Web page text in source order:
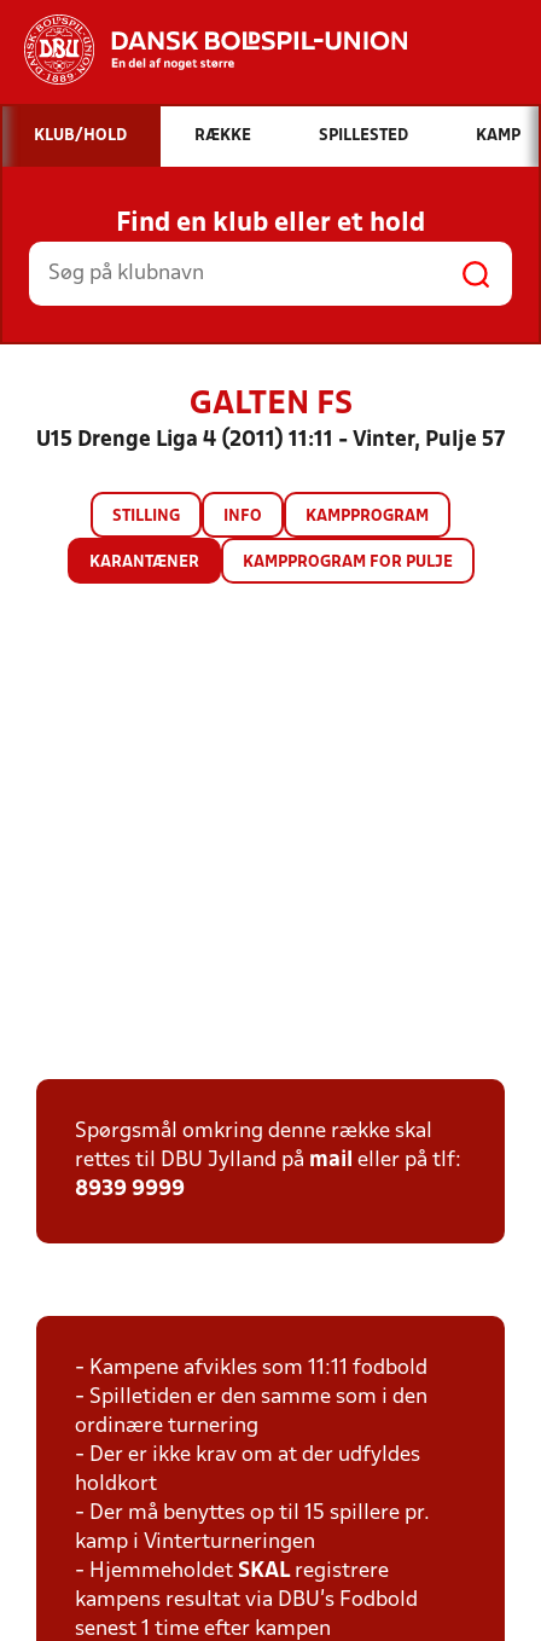
Hvad vil du søge efter?
INDHOLD OG NYHEDER
STILLINGER, RESULTATER, KLUBBER OG
HOLD
KLUB/HOLD RÆKKE SPILLESTED KAMP
Find en klub eller et hold
GALTEN FS
U15 Drenge Liga 4 (2011) 11:11 - Vinter, Pulje 57
STILLING INFO KAMPPROGRAM
KARANTÆNER KAMPPROGRAM FOR PULJE
Spørgsmål omkring denne række skal
rettes til DBU Jylland på mail eller på tlf:
8939 9999
- Kampene afvikles som 11:11 fodbold
- Spilletiden er den samme som i den
ordinære turnering
- Der er ikke krav om at der udfyldes
holdkort
- Der må benyttes op til 15 spillere pr.
kamp i Vinterturneringen
- Hjemmeholdet SKAL registrere
kampens resultat via DBU's Fodbold
senest 1 time efter kampen